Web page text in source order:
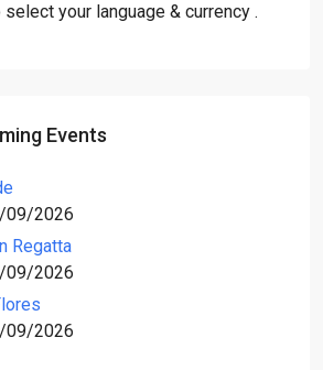
your language & currency .
Events
09/2026
Regatta
09/2026
09/2026